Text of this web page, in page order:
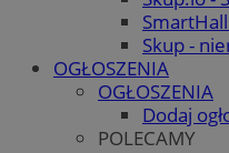
Skup -
OGŁOSZENIA
OGŁOSZENIA
Dodaj
POLECAMY